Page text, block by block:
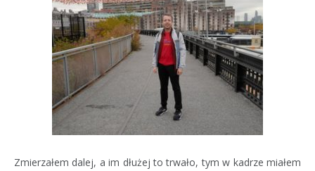
Zmierzałem dalej, a im dłużej to trwało, tym w kadrze miałem